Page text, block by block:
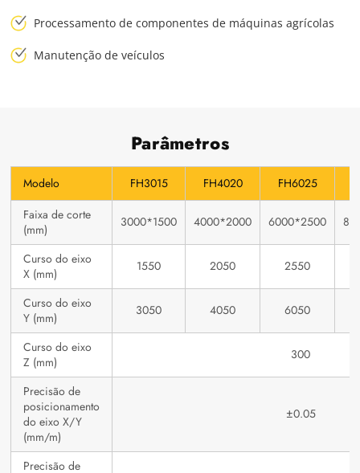
Processamento de componentes de máquinas agrícolas
Manutenção de veículos
Parâmetros
Modelo FH3015 FH4020 FH6025
Faixa de corte
(mm)
3000*1500 4000*2000 6000*2500
Curso do eixo
X (mm)
1550 2050 2550
Curso do eixo
Y (mm)
3050 4050 6050
Curso do eixo
Z (mm)
300
Precisão de
posicionamento
do eixo X/Y
(mm/m)
±0.05
Precisão de